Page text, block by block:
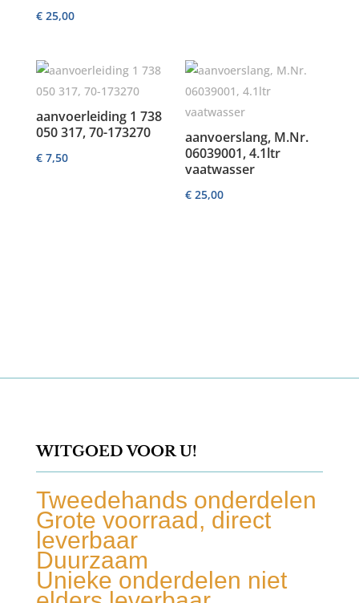
€25,00
aanvoerleiding 1 738
050 317, 70-173270
€7,50
aanvoerslang, M.Nr.
06039001, 4.1ltr
vaatwasser
€ 25,00
WITGOED VOOR U!
Tweedehands onderdelen
Grote voorraad, direct
leverbaar
Duurzaam
Unieke onderdelen niet